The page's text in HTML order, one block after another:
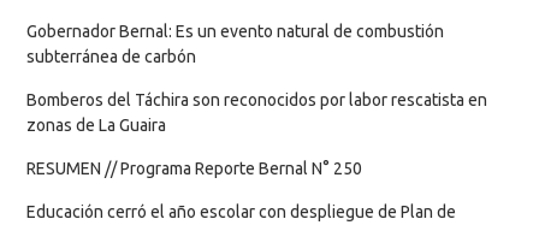
Gobernador Bernal: Es un evento natural de combustión
subterránea de carbón
Bomberos del Táchira son reconocidos por labor rescatista en
zonas de La Guaira
RESUMEN // Programa Reporte Bernal N° 250
Educación cerró el año escolar con despliegue de Plan de